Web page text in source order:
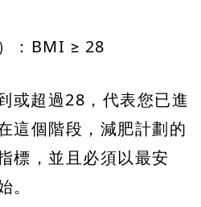
：BMI ≥ 28
或超過28，代表您已進
這個階段，減肥計劃的
標，並且必須以最安